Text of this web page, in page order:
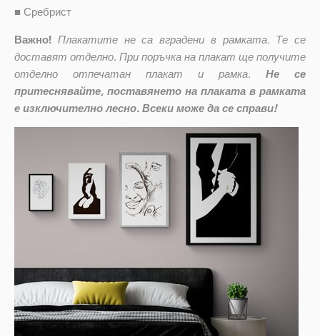
■ Сребрист
Важно! Плакатите не са вградени в рамката. Те се
доставят отделно. При поръчка на плакат ще получите
отделно отпечатан плакат и рамка.
Не се
притеснявайте, поставянето на плаката в рамката
е изключително лесно. Всеки може да се справи!